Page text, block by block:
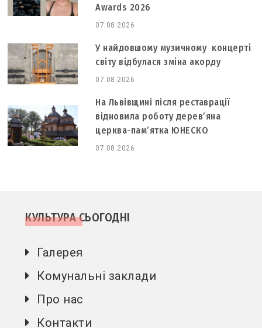
Awards 2026
07.08.2026
У найдовшому музичному концерті
світу відбулася зміна акорду
07.08.2026
На Львівщині після реставрації
відновила роботу дерев’яна
церква-пам’ятка ЮНЕСКО
07.08.2026
КУЛЬТУРА СЬОГОДНІ
Галерея
Комунальні заклади
Про нас
Контакти